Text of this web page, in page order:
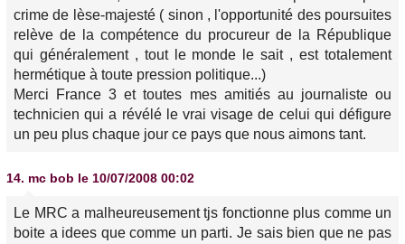
crime de lèse-majesté ( sinon , l'opportunité des poursuites
relève de la compétence du procureur de la République
qui généralement , tout le monde le sait , est totalement
hermétique à toute pression politique...)
Merci France 3 et toutes mes amitiés au journaliste ou
technicien qui a révélé le vrai visage de celui qui défigure
un peu plus chaque jour ce pays que nous aimons tant.
14. mc bob le 10/07/2008 00:02
Le MRC a malheureusement tjs fonctionne plus comme un
boite a idees que comme un parti. Je sais bien que ne pas